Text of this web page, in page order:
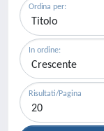
Ordina per:
In ordine:
Risultati/Pagina